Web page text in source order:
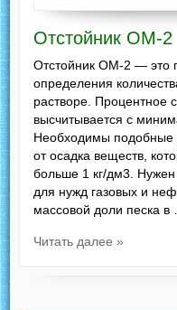
Отстойник ОМ-2
Отстойник ОМ-2 — это
определения
растворе. Процентное
высчитывается с
Необходимы подобные
от осадка веществ,
больше 1 кг/дм3.
для нужд газовых и
массовой доли песка в
Читать далее »